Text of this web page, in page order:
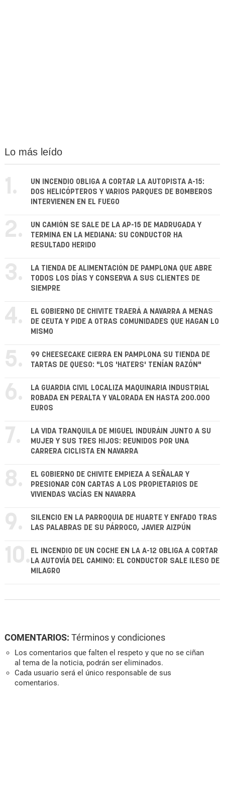
Lo más leído
1.
UN INCENDIO OBLIGA A CORTAR LA AUTOPISTA A-15:
DOS HELICÓPTEROS Y VARIOS PARQUES DE BOMBEROS
INTERVIENEN EN EL FUEGO
2.
UN CAMIÓN SE SALE DE LA AP-15 DE MADRUGADA Y
TERMINA EN LA MEDIANA: SU CONDUCTOR HA
RESULTADO HERIDO
3.
LA TIENDA DE ALIMENTACIÓN DE PAMPLONA QUE ABRE
TODOS LOS DÍAS Y CONSERVA A SUS CLIENTES DE
SIEMPRE
4.
EL GOBIERNO DE CHIVITE TRAERÁ A NAVARRA A MENAS
DE CEUTA Y PIDE A OTRAS COMUNIDADES QUE HAGAN LO
MISMO
5.
99 CHEESECAKE CIERRA EN PAMPLONA SU TIENDA DE
TARTAS DE QUESO: "LOS 'HATERS' TENÍAN RAZÓN"
6.
LA GUARDIA CIVIL LOCALIZA MAQUINARIA INDUSTRIAL
ROBADA EN PERALTA Y VALORADA EN HASTA 200.000
EUROS
7.
LA VIDA TRANQUILA DE MIGUEL INDURÁIN JUNTO A SU
MUJER Y SUS TRES HIJOS: REUNIDOS POR UNA
CARRERA CICLISTA EN NAVARRA
8.
EL GOBIERNO DE CHIVITE EMPIEZA A SEÑALAR Y
PRESIONAR CON CARTAS A LOS PROPIETARIOS DE
VIVIENDAS VACÍAS EN NAVARRA
9.
SILENCIO EN LA PARROQUIA DE HUARTE Y ENFADO TRAS
LAS PALABRAS DE SU PÁRROCO, JAVIER AIZPÚN
10. EL INCENDIO DE UN COCHE EN LA A-12 OBLIGA A CORTAR
LA AUTOVÍA DEL CAMINO: EL CONDUCTOR SALE ILESO DE
MILAGRO
COMENTARIOS: Términos y condiciones
Los comentarios que falten el respeto y que no se ciñan
al tema de la noticia, podrán ser eliminados.
Cada usuario será el único responsable de sus
comentarios.